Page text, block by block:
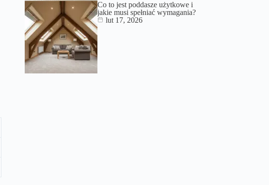
Co to jest poddasze użytkowe i
jakie musi spełniać wymagania?
lut 17, 2026